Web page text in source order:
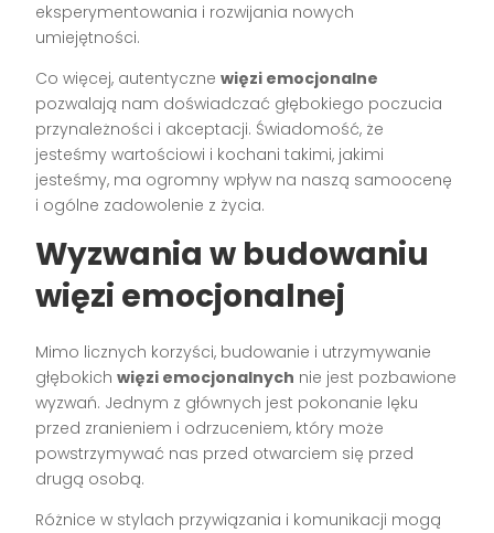
eksperymentowania i rozwijania nowych
umiejętności.
Co więcej, autentycznewięzi emocjonalne
pozwalają nam doświadczać głębokiego poczucia
przynależności i akceptacji. Świadomość, że
jesteśmy wartościowi i kochani takimi, jakimi
jesteśmy, ma ogromny wpływ na naszą samoocenę
i ogólne zadowolenie z życia.
Wyzwania w budowaniu
więzi emocjonalnej
Mimo licznych korzyści, budowanie i utrzymywanie
głębokichwięzi emocjonalnych nie jest pozbawione
wyzwań. Jednym z głównych jest pokonanie lęku
przed zranieniem i odrzuceniem, który może
powstrzymywać nas przed otwarciem się przed
drugą osobą.
Różnice w stylach przywiązania i komunikacji mogą